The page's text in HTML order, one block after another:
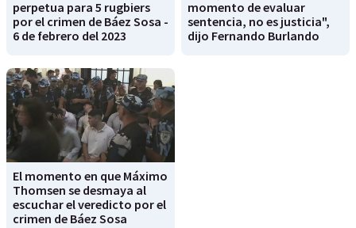
perpetua para 5 rugbiers
por el crimen de Báez Sosa -
6 de febrero del 2023
momento de evaluar
sentencia, no es justicia",
dijo Fernando Burlando
El momento en que Máximo
Thomsen se desmaya al
escuchar el veredicto por el
crimen de Báez Sosa